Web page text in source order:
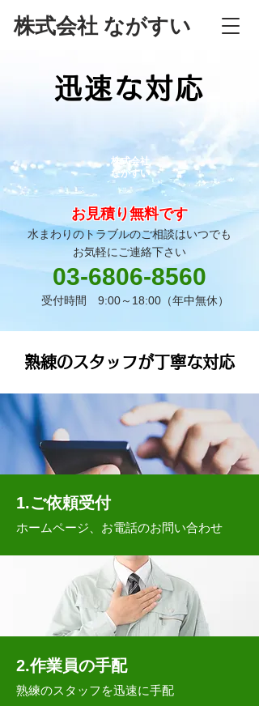
株式会社 ながすい
迅速な対応
株式会社
ながすい
​03-6806-8560
お見積り無料です
水まわりのトラブルのご相談はいつでも
お気軽にご連絡下さい
受付時間 9:00～18:00（年中無休）
熟練のスタッフが丁寧な対応
1.​ご依頼受付
ホームページ、お電話のお問い合わせ
2.作業員の手配
熟練のスタッフを迅速に手配